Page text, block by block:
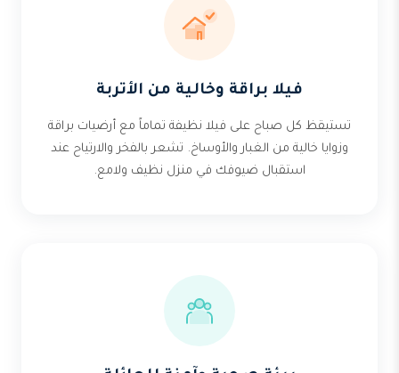
فيلا براقة وخالية من الأتربة
تستيقظ كل صباح على فيلا نظيفة تماماً مع أرضيات براقة
وزوايا خالية من الغبار والأوساخ. تشعر بالفخر والارتياح عند
استقبال ضيوفك في منزل نظيف ولامع.